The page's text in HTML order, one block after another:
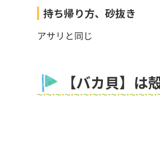
持ち帰り方、砂抜き
アサリと同じ
【バカ貝】は